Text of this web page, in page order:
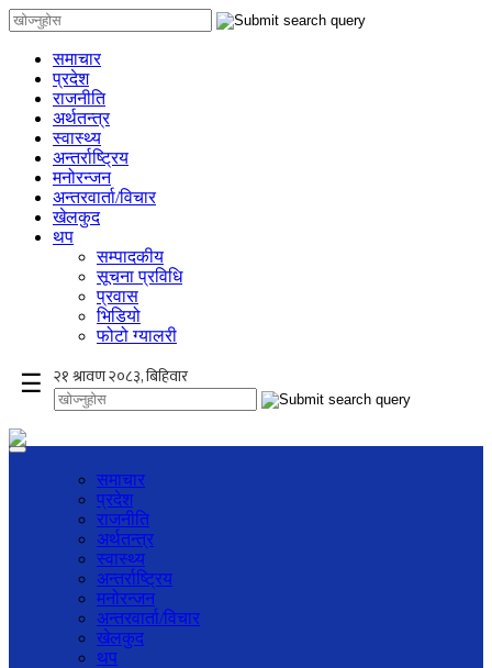
समाचार
प्रदेश
राजनीति
अर्थतन्त्र
स्वास्थ्य
अन्तर्राष्ट्रिय
मनोरन्जन
अन्तरवार्ता/विचार
खेलकुद
थप
सम्पादकीय
सूचना प्रविधि
प्रवास
भिडियो
फोटो ग्यालरी
☰
समाचार
प्रदेश
राजनीति
अर्थतन्त्र
स्वास्थ्य
अन्तर्राष्ट्रिय
मनोरन्जन
अन्तरवार्ता/विचार
खेलकुद
थप